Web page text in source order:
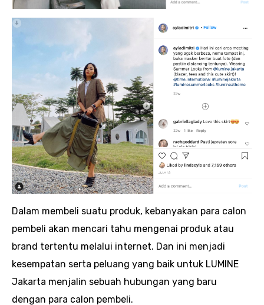
Dalam membeli suatu produk, kebanyakan para calon
pembeli akan mencari tahu mengenai produk atau
brand tertentu melalui internet. Dan ini menjadi
kesempatan serta peluang yang baik untuk LUMINE
Jakarta menjalin sebuah hubungan yang baru
dengan para calon pembeli.